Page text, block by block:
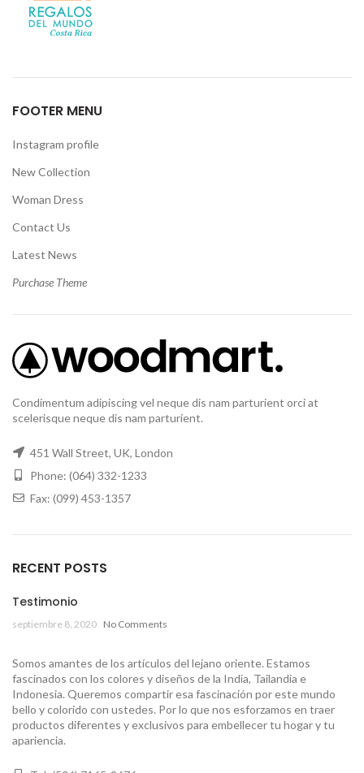
FOOTER MENU
Instagram profile
New Collection
Woman Dress
Contact Us
Latest News
Purchase Theme
Condimentum adipiscing vel neque dis nam parturient orci at
scelerisque neque dis nam parturient.
451 Wall Street, UK, London
Phone: (064) 332-1233
Fax: (099) 453-1357
RECENT POSTS
Testimonio
septiembre 8, 2020 No Comments
Somos amantes de los artículos del lejano oriente. Estamos
fascinados con los colores y diseños de la India, Tailandia e
Indonesia. Queremos compartir esa fascinación por este mundo
bello y colorido con ustedes. Por lo que nos esforzamos en traer
productos diferentes y exclusivos para embellecer tu hogar y tu
apariencia.